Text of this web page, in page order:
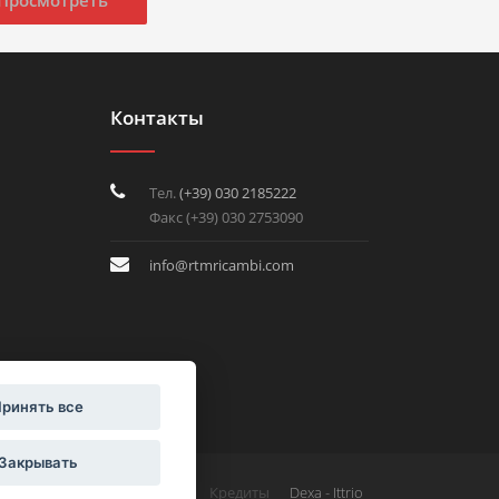
Контакты
Тел. (+39) 030 2185222
Факс (+39) 030 2753090
info@rtmricambi.com
Кредиты Dexa - Ittrio
все
Закрывать